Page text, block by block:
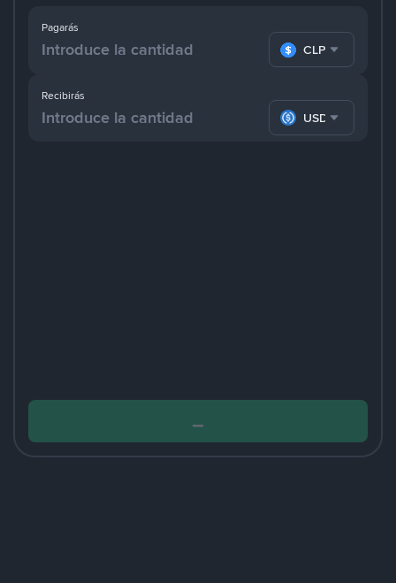
Pagarás
CLP
Recibirás
USDC